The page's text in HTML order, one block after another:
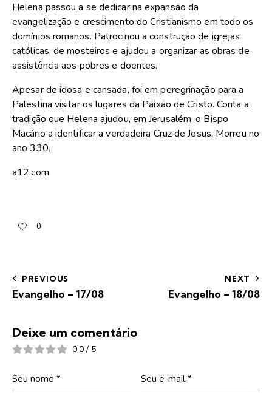
Helena passou a se dedicar na expansão da
evangelização e crescimento do Cristianismo em todo os
domínios romanos. Patrocinou a construção de igrejas
católicas, de mosteiros e ajudou a organizar as obras de
assistência aos pobres e doentes.
Apesar de idosa e cansada, foi em peregrinação para a
Palestina visitar os lugares da Paixão de Cristo. Conta a
tradição que Helena ajudou, em Jerusalém, o Bispo
Macário a identificar a verdadeira Cruz de Jesus. Morreu no
ano 330.
a12.com
0
PREVIOUS
Evangelho – 17/08
NEXT
Evangelho – 18/08
Deixe um comentário
0.0 / 5